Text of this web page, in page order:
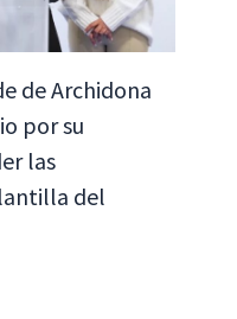
de Archidona
por su
las
del